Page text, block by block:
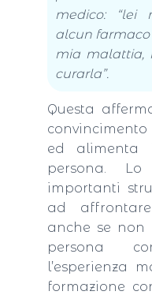
medico: “lei
alcun
mia malattia,
curarla”.
Questa
ed alimenta
persona. Lo
importanti
ad
anche se non
persona
l’esperienza
formazione